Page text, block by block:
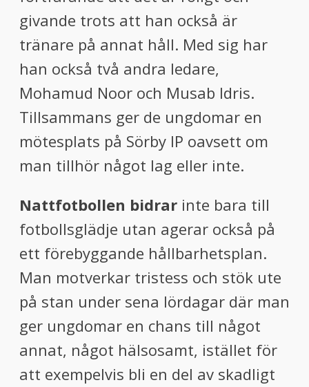
givande trots att han också är
tränare på annat håll. Med sig har
han också två andra ledare,
Mohamud Noor och Musab Idris.
Tillsammans ger de ungdomar en
mötesplats på Sörby IP oavsett om
man tillhör något lag eller inte.
Nattfotbollen bidrar inte bara till
fotbollsglädje utan agerar också på
ett förebyggande hållbarhetsplan.
Man motverkar tristess och stök ute
på stan under sena lördagar där man
ger ungdomar en chans till något
annat, något hälsosamt, istället för
att exempelvis bli en del av skadligt